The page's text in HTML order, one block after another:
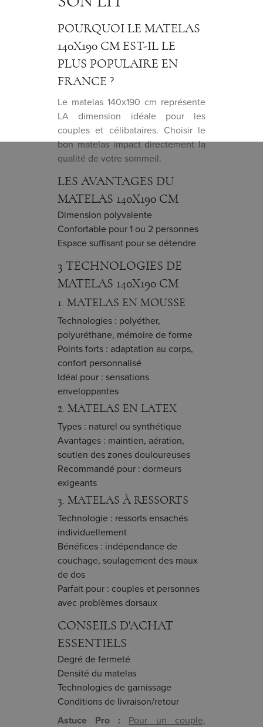
POURQUOI LE MATELAS
140X190 CM EST-IL LE
PLUS POPULAIRE EN
FRANCE ?
Le matelas 140x190 cm représente
LA dimension idéale pour les
couples et célibataires. Choisir le
bon matelas impact directement la
qualité de votre sommeil.
LES AVANTAGES DU
MATELAS 140X190 CM
Dimension polyvalente
Confortable pour 1 ou 2 personnes
Espace suffisant pour se détendre
3 TECHNOLOGIES DE
MATELAS 140X190 CM
1. MATELAS EN MOUSSE
Technologies : polyéther,
polyuréthane, mémoire de forme
Points forts : adaptation au corps,
confort personnalisé
Idéal pour : sensations
enveloppantes
2. MATELAS EN LATEX
Types : naturel ou synthétique
Avantages : maintien, aération,
soutien des zones douloureuses
Recommandé pour : dormeurs
exigeants
3. MATELAS À RESSORTS
Technologie : ressorts ensachés
individuellement
Bénéfices : indépendance de
couchage, soulagement des maux
de dos
Parfait pour : couples et personnes
avec problèmes dorsaux
CONSEILS D'ACHAT
ESSENTIELS
Degré de fermeté
Densité du matelas
Technologies de garnissage
Conditions de livraison/retour
Astuce Pro :
Pour un couple,